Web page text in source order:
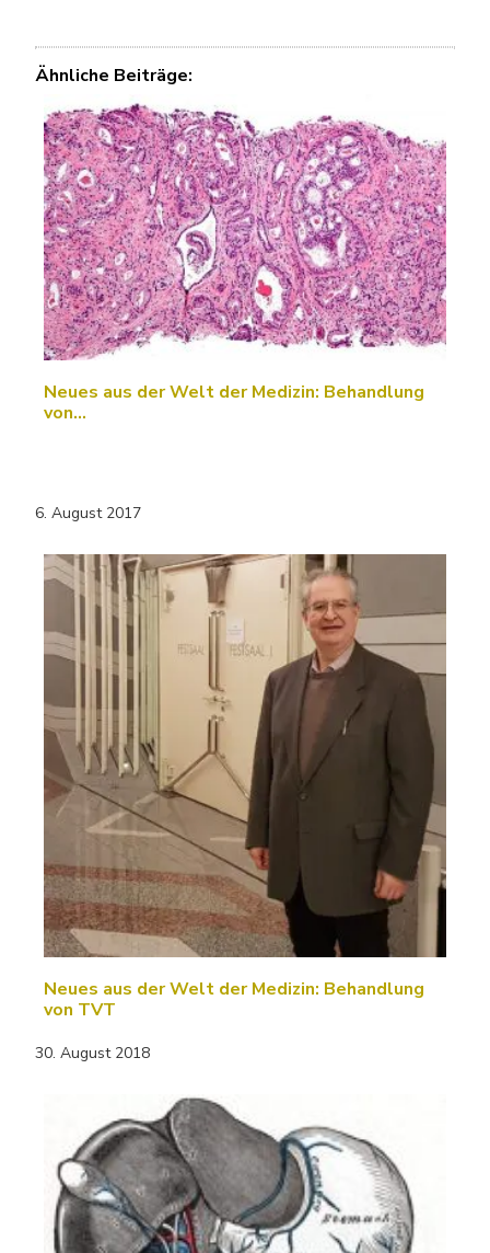
Ähnliche Beiträge:
Neues aus der Welt der Medizin: Behandlung
von…
6. August 2017
Neues aus der Welt der Medizin: Behandlung
von TVT
30. August 2018